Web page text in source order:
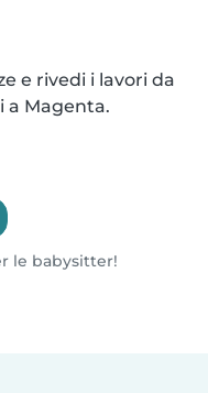
e rivedi i lavori da
Magenta.
le babysitter!